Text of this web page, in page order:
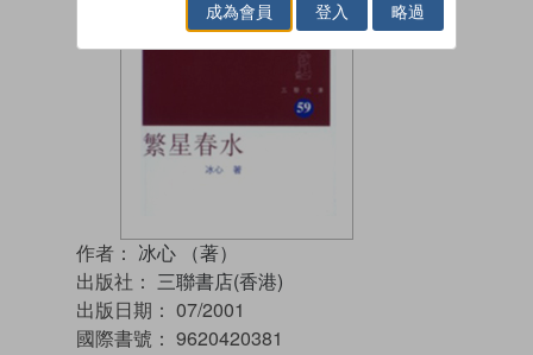
作者： 冰心 （著）
出版社： 三聯書店(香港)
出版日期： 07/2001
國際書號： 9620420381
成為會員 登入 略過